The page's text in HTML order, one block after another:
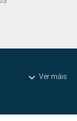
Ver máis